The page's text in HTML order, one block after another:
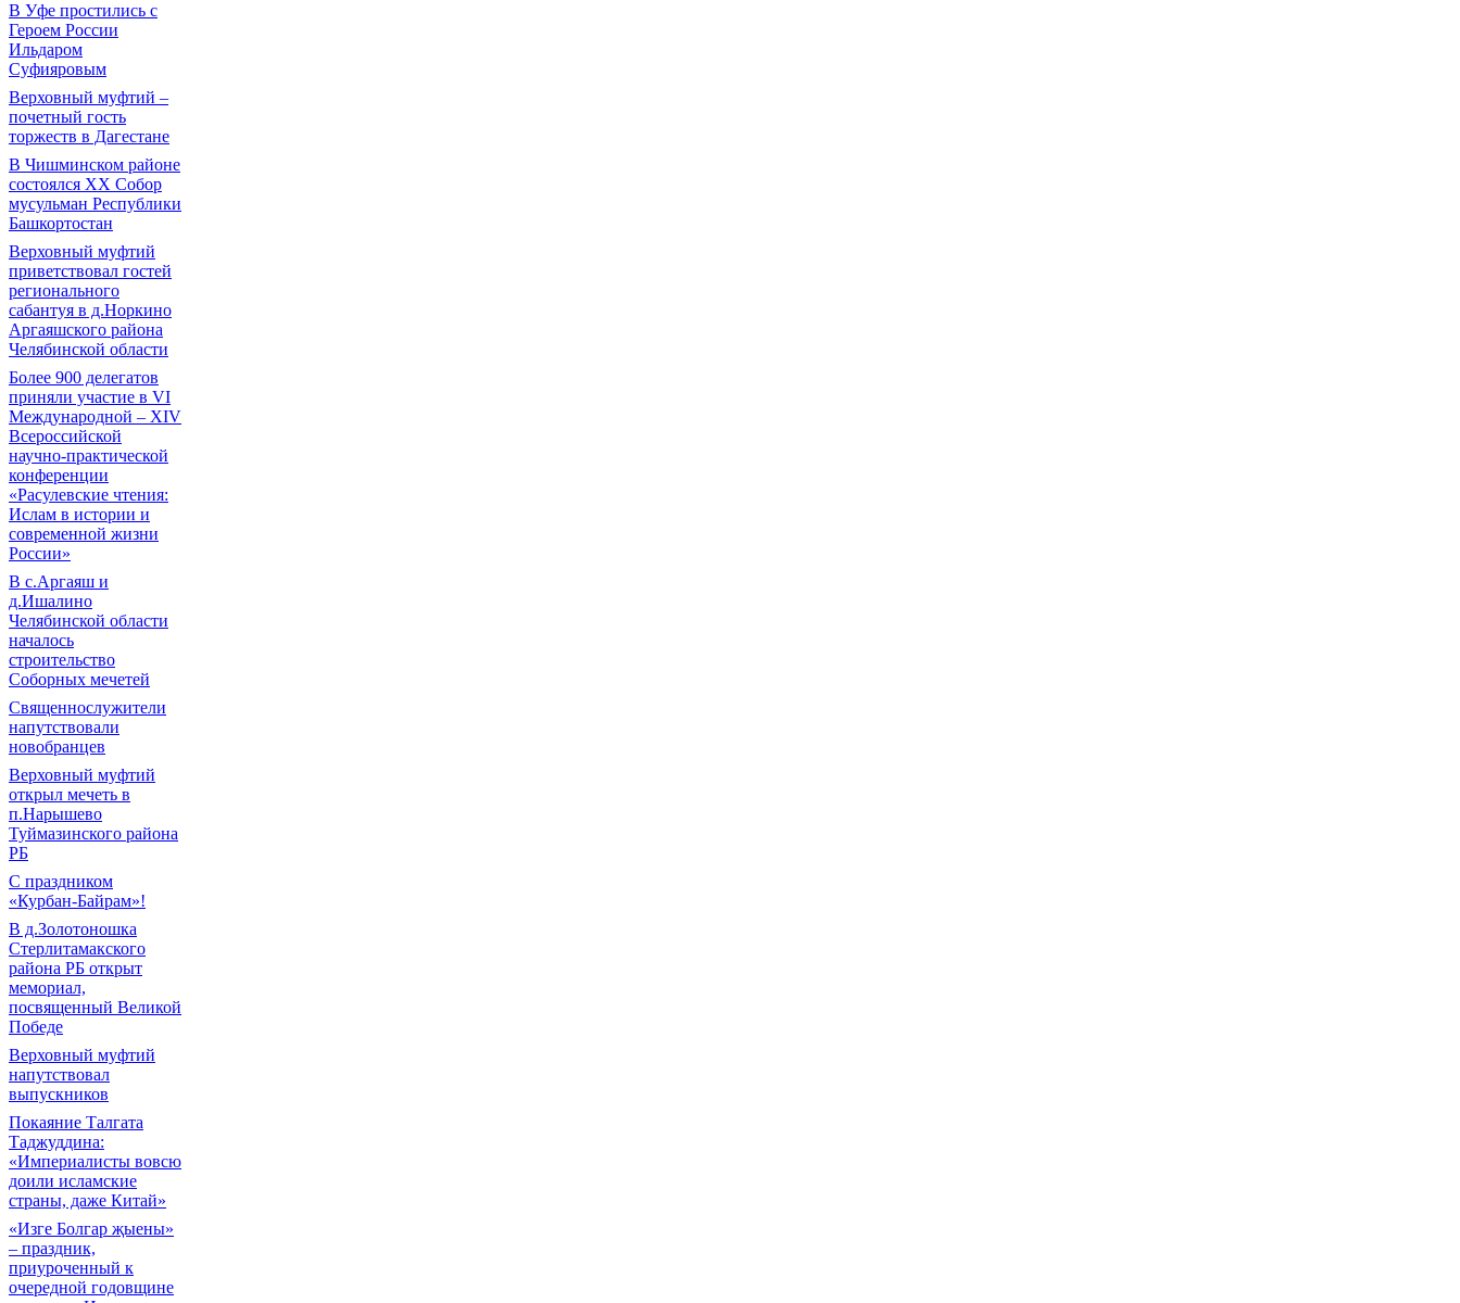
В Уфе простились с
Героем России
Ильдаром
Суфияровым
Верховный муфтий –
почетный гость
торжеств в Дагестане
В Чишминском районе
состоялся XX Собор
мусульман Республики
Башкортостан
Верховный муфтий
приветствовал гостей
регионального
сабантуя в д.Норкино
Аргаяшского района
Челябинской области
Более 900 делегатов
приняли участие в VI
Международной – ХIV
Всероссийской
научно-практической
конференции
«Расулевские чтения:
Ислам в истории и
современной жизни
России»
В с.Аргаяш и
д.Ишалино
Челябинской области
началось
строительство
Соборных мечетей
Священнослужители
напутствовали
новобранцев
Верховный муфтий
открыл мечеть в
п.Нарышево
Туймазинского района
РБ
С праздником
«Курбан-Байрам»!
В д.Золотоношка
Стерлитамакского
района РБ открыт
мемориал,
посвященный Великой
Победе
Верховный муфтий
напутствовал
выпускников
Покаяние Талгата
Таджуддина:
«Империалисты вовсю
доили исламские
страны, даже Китай»
«Изге Болгар җыены»
– праздник,
приуроченный к
очередной годовщине